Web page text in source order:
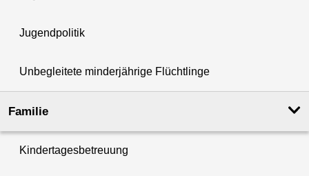
Jugendpolitik
Unbegleitete minderjährige Flüchtlinge
Familie
Kindertagesbetreuung